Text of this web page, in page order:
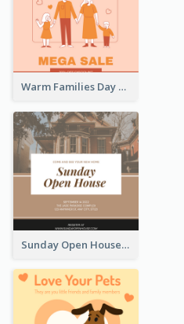
Warm Families Day Sales Instagram Post
Sunday Open House Instagram Post